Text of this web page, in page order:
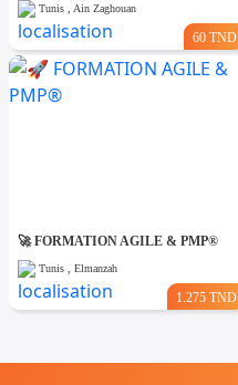
Tunis , Ain Zaghouan
60 TND
🚀 FORMATION AGILE & PMP®
Tunis , Elmanzah
1.275 TND